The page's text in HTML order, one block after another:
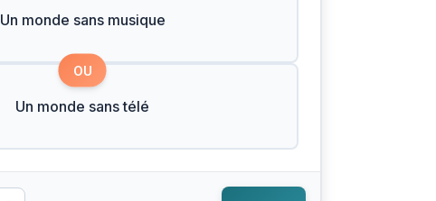
Un monde sans musique
OU
Un monde sans télé